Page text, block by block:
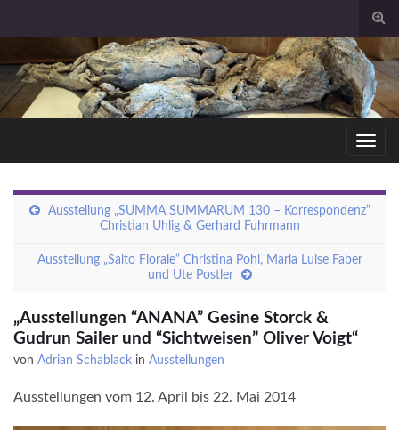
Ausstellung „SUMMA SUMMARUM 130 – Korrespondenz“
Christian Uhlig & Gerhard Fuhrmann
Ausstellung „Salto Florale“ Christina Pohl, Maria Luise Faber
und Ute Postler
„Ausstellungen “ANANA” Gesine Storck &
Gudrun Sailer und “Sichtweisen” Oliver Voigt“
von Adrian Schablack in Ausstellungen
Ausstellungen vom 12. April bis 22. Mai 2014